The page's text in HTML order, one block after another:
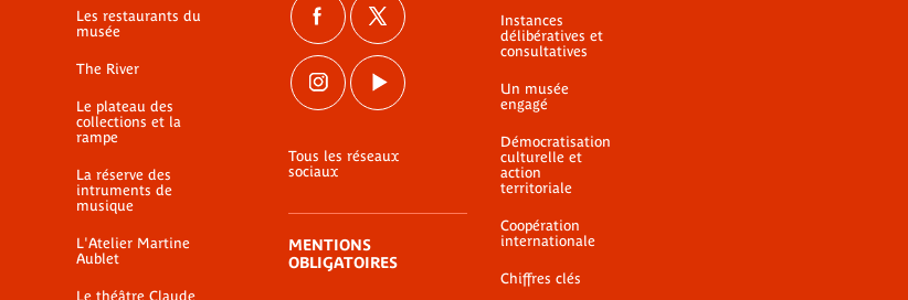
Les restaurants du
musée
The River
Le plateau des
collections et la
rampe
La réserve des
intruments de
musique
L'Atelier Martine
Aublet
Le théâtre Claude
Tous les réseaux
sociaux
MENTIONS
OBLIGATOIRES
Instances
délibératives et
consultatives
Un musée
engagé
Démocratisation
culturelle et
action
territoriale
Coopération
internationale
Chiffres clés